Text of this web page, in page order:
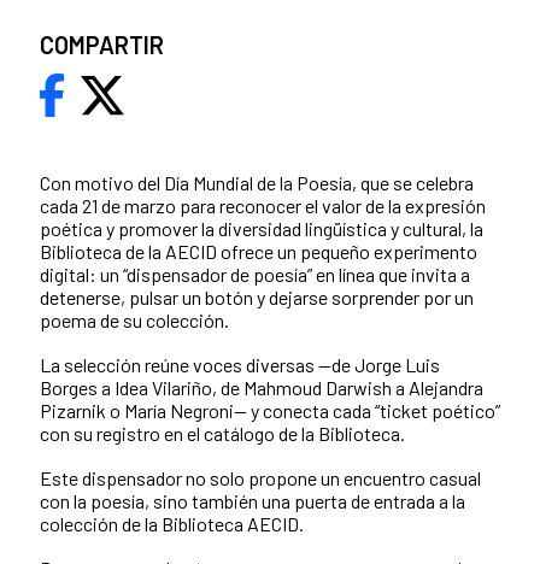
Con motivo del Día Mundial de la Poesía, que se celebra
cada 21 de marzo para reconocer el valor de la expresión
poética y promover la diversidad lingüística y cultural, la
Biblioteca de la AECID ofrece un pequeño experimento
digital: un “dispensador de poesía” en línea que invita a
detenerse, pulsar un botón y dejarse sorprender por un
poema de su colección.
La selección reúne voces diversas —de Jorge Luis
Borges a Idea Vilariño, de Mahmoud Darwish a Alejandra
Pizarnik o María Negroni— y conecta cada “ticket poético”
con su registro en el catálogo de la Biblioteca.
Este dispensador no solo propone un encuentro casual
con la poesía, sino también una puerta de entrada a la
colección de la Biblioteca AECID.
COMPARTIR